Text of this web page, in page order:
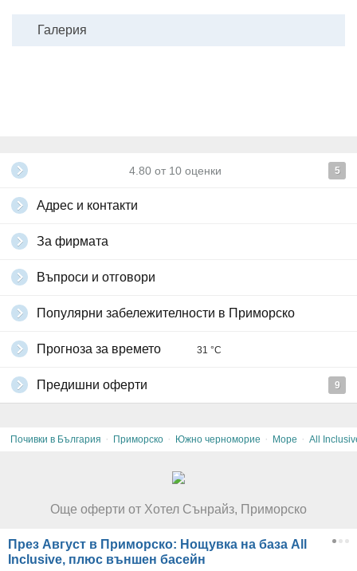
Галерия
4.80 от 10 оценки 5
Адрес и контакти
За фирмата
Въпроси и отговори
Популярни забележителности в Приморско
Прогноза за времето 31 °C
Предишни оферти 9
Почивки в България · Приморско · Южно черноморие · Море · All
Още оферти от Хотел Сънрайз, Приморско
През Август в Приморско: Нощувка на база All
Inclusive, плюс външен басейн